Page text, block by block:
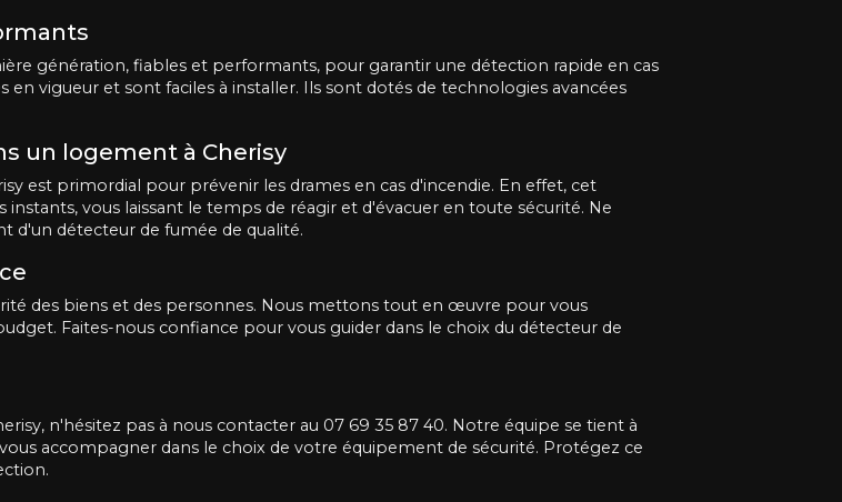
génération, fiables et performants, pour garantir une détection rapide en cas
vigueur et sont faciles à installer. Ils sont dotés de technologies avancées
un logement à Cherisy
est primordial pour prévenir les drames en cas d'incendie. En effet, cet
vous laissant le temps de réagir et d'évacuer en toute sécurité. Ne
d'un détecteur de fumée de qualité.
des biens et des personnes. Nous mettons tout en œuvre pour vous
Faites-nous confiance pour vous guider dans le choix du détecteur de
n'hésitez pas à nous contacter au 07 69 35 87 40. Notre équipe se tient à
accompagner dans le choix de votre équipement de sécurité. Protégez ce